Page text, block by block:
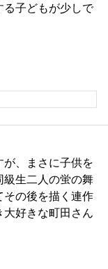
る子どもが少しで
が、まさに子供を
級生二人の蛍の舞
その後を描く連作
好きな町田さん